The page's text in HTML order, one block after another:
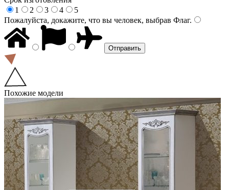
1
2 3 4
5
Пожалуйста, докажите, что вы человек, выбрав Флаг.
Похожие модели